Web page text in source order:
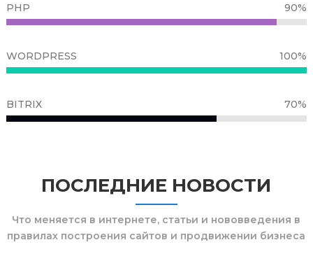
PHP 90%
WORDPRESS 100%
BITRIX 70%
ПОСЛЕДНИЕ НОВОСТИ
Что меняется в интернете, статьи и нововведения в
правилах построения сайтов и продвижении бизнеса